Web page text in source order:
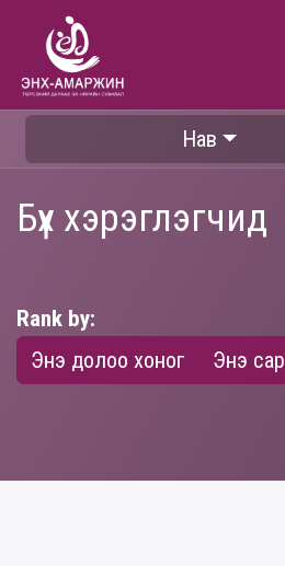
Нав
Бүх хэрэглэгчид
Rank by:
Энэ долоо хоног
Энэ сар